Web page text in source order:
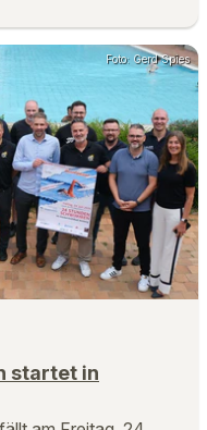
Foto: Gerd Spies
startet in